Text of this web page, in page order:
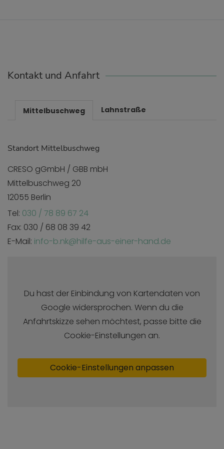
Kontakt und Anfahrt
Mittelbuschweg Lahnstraße
Standort Mittelbuschweg
CRESO gGmbH / GBB mbH
Mittelbuschweg 20
12055 Berlin
Tel: 030 / 78 89 67 24
Fax: 030 / 68 08 39 42
E-Mail: info-b.nk@hilfe-aus-einer-hand.de
Du hast der Einbindung von Kartendaten von
Google widersprochen. Wenn du die
Anfahrtskizze sehen möchtest, passe bitte die
Cookie-Einstellungen an.
Cookie-Einstellungen anpassen